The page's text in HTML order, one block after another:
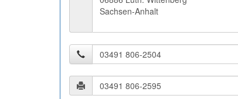
Sachsen-Anhalt